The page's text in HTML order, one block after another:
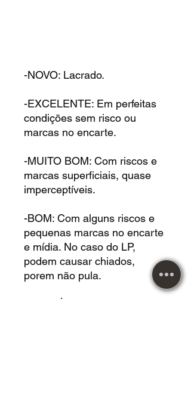
-NOVO: Lacrado.
-EXCELENTE: Em perfeitas
condições sem risco ou
marcas no encarte.
-MUITO BOM: Com riscos e
marcas superficiais, quase
imperceptíveis.
-BOM: Com alguns riscos e
pequenas marcas no encarte
e mídia. No caso do LP,
podem causar chiados,
porem não pula.